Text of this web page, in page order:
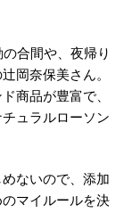
合間や、夜帰り
岡奈保美さん。
商品が豊富で、
ュラルローソン
ないので、添加
マイルールを決